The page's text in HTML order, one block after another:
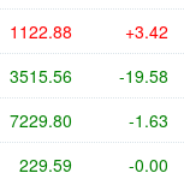
1122.88 +3.42
3515.56 -19.58
7229.80 -1.63
229.59 -0.00